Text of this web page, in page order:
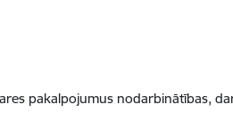
pakalpojumus nodarbinātības,